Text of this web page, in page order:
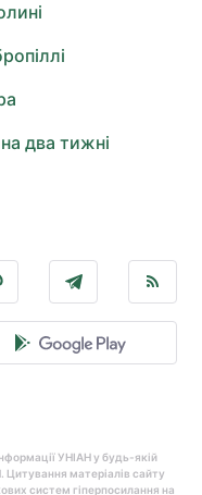
два тижні
УНІАН у будь-якій
Цитування матеріалів сайту
систем гіперпосилання на